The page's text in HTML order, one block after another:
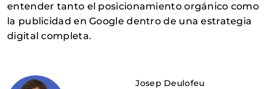
entender tanto el posicionamiento orgánico como
la publicidad en Google dentro de una estrategia
digital completa.
Josep Deulofeu